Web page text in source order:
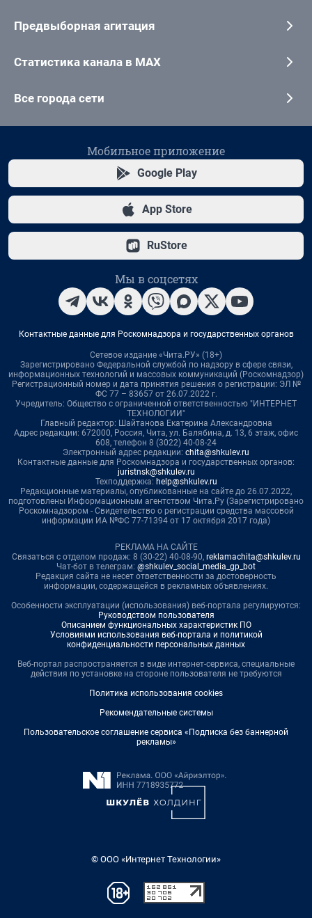
Предвыборная агитация
Статистика канала в MAX
Все города сети
Мобильное приложение
Google Play
App Store
RuStore
Мы в соцсетях
Контактные данные для Роскомнадзора и государственных органов
Сетевое издание «Чита.РУ» (18+)
Зарегистрировано Федеральной службой по надзору в сфере связи,
информационных технологий и массовых коммуникаций (Роскомнадзор)
Регистрационный номер и дата принятия решения о регистрации: ЭЛ №
ФС 77 – 83657 от 26.07.2022 г.
Учредитель: Общество с ограниченной ответственностью "ИНТЕРНЕТ
ТЕХНОЛОГИИ"
Главный редактор: Шайтанова Екатерина Александровна
Адрес редакции: 672000, Россия, Чита, ул. Балябина, д. 13, 6 этаж, офис
608, телефон 8 (3022) 40-08-24
Электронный адрес редакции: chita@shkulev.ru
Контактные данные для Роскомнадзора и государственных органов:
juristnsk@shkulev.ru
Техподдержка: help@shkulev.ru
Редакционные материалы, опубликованные на сайте до 26.07.2022,
подготовлены Информационным агентством Чита.Ру (Зарегистрировано
Роскомнадзором - Свидетельство о регистрации средства массовой
информации ИА №ФС 77-71394 от 17 октября 2017 года)
РЕКЛАМА НА САЙТЕ
Связаться с отделом продаж: 8 (30-22) 40-08-90, reklamachita@shkulev.ru
Чат-бот в телеграм: @shkulev_social_media_gp_bot
Редакция сайта не несет ответственности за достоверность
информации, содержащейся в рекламных объявлениях.
Особенности эксплуатации (использования) веб-портала регулируются:
Руководством пользователя
Описанием функциональных характеристик ПО
Условиями использования веб-портала и политикой
конфиденциальности персональных данных
Веб-портал распространяется в виде интернет-сервиса, специальные
действия по установке на стороне пользователя не требуются
Политика использования cookies
Рекомендательные системы
Пользовательское соглашение сервиса «Подписка без баннерной
рекламы»
© ООО «Интернет Технологии»